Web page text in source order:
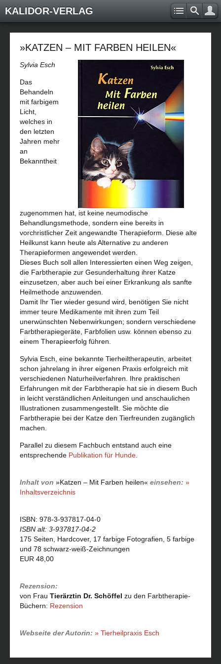
KALIDOR-VERLAG
»KATZEN – MIT FARBEN HEILEN«
Sylvia Esch
Das
Behandeln
mit farbigem
Licht,
welches in
den letzten
Jahren mehr
an
Bekanntheit
zugenommen hat, ist keine neumodische
Behandlungsmethode, sondern eine bereits in
vorchristlicher Zeit angewandte Therapieform. Diese alte
Heilkunst kann heute als Alternative zu anderen
Therapieformen angewendet werden.
Dieses Buch soll allen Interessierten einen Weg zeigen,
die Farbtherapie zur Gesunderhaltung ihrer Katze
einzusetzen, aber auch bei einer Erkrankung als sanfte
Heilmethode anzuwenden.
Damit Ihr Tier wieder gesund wird, benötigen Sie nicht
immer teure Medikamente mit ihren zum Teil
unerwünschten Nebenwirkungen; sondern verschiedene
Farbtherapiegeräte, Farbfolien usw. können ebenso zu
einem Therapieerfolg führen.
Sylvia Esch, eine bekannte Tierheiltherapeutin, arbeitet
schon jahrelang in ihrer eigenen Praxis erfolgreich mit
verschiedenen Naturheilverfahren. Ihre praktischen
Erfahrungen mit der Farbtherapie hat sie in diesem Buch
in leicht verständlichen Anleitungen und anschaulichen
Illustrationen zusammengestellt. Sie möchte die
Farbtherapie bei der Katze den Tierfreunden zugänglich
machen.
Parallel zu diesem Fachbuch entstand auch eine
entsprechende Publikation für Hunde
Inhalt von »Katzen – Mit Farben heilen« einsehen: »
Inhaltsverzeichnis
ISBN: 978-3-937817-04-0
ISBN alt: 3-937817-04-2
175 Seiten, Hardcover, 17 farbige Fotografien, 5 farbige
und 78 schwarz-weiß-Zeichnungen
EUR 48,00
Rezension:
von Frau Tierärztin Dr. Schöffel zu den Farbtherapie-
Büchern: Rezension
Webseite der Autorin: » Tierheilpraxis Esch